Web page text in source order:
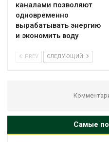
каналами позволяют
одновременно
вырабатывать энергию
и экономить воду
PREV СЛЕДУЮЩИЙ
Самые